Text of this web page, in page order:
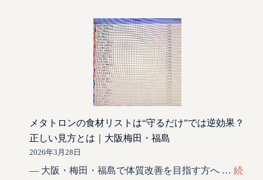
メタトロンの食材リストは“守るだけ”では逆効果？
正しい見方とは｜大阪梅田・福島
2026年3月28日
— 大阪・梅田・福島で体質改善を目指す方へ … 続